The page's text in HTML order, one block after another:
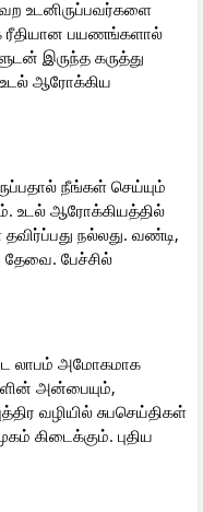
உடனிருப்பவர்களை
ரீதியான பயணங்களால்
இருந்த கருத்து
உடல் ஆரோக்கிய
நீங்கள் செய்யும்
உடல் ஆரோக்கியத்தில்
தவிர்ப்பது நல்லது. வண்டி,
பேச்சில்
லாபம் அமோகமாக
அன்பையும்,
வழியில் சுபசெய்திகள்
கிடைக்கும். புதிய